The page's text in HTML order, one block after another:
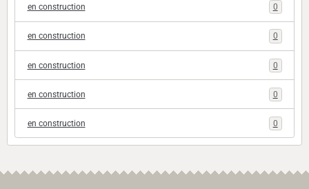
en construction 0
en construction 0
en construction 0
en construction 0
en construction 0